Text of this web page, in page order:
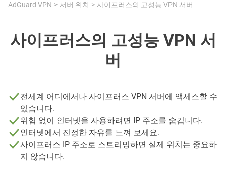
AdGuard VPN 서버 위치 사이프러스의 고성능 VPN 서버
사이프러스의 고성능 VPN 서
버
전세계 어디에서나 사이프러스 VPN 서버에 액세스할 수
있습니다.
위험 없이 인터넷을 사용하려면 IP 주소를 숨깁니다.
인터넷에서 진정한 자유를 느껴 보세요.
사이프러스 IP 주소로 스트리밍하면 실제 위치는 중요하
지 않습니다.